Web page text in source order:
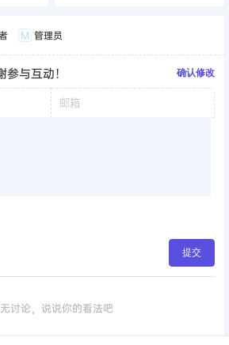
M 管理员
与互动！ 确认修改
提交
讨论，说说你的看法吧